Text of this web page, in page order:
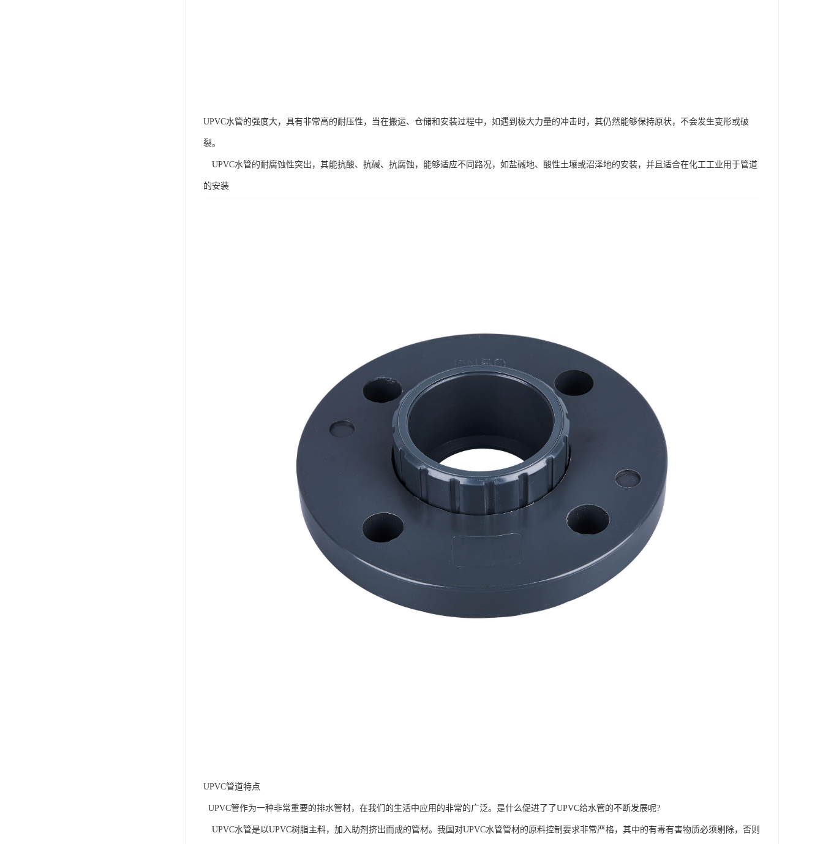
UPVC水管的强度大，具有非常高的耐压性，当在搬运、仓储和安装过程中，如遇到极大力量的冲击时，其仍然能够保持原状，不会发生变形或破
裂。
UPVC水管的耐腐蚀性突出，其能抗酸、抗碱、抗腐蚀，能够适应不同路况，如盐碱地、酸性土壤或沼泽地的安装，并且适合在化工工业用于管道
的安装
UPVC管道特点
UPVC管作为一种非常重要的排水管材，在我们的生活中应用的非常的广泛。是什么促进了了UPVC给水管的不断发展呢?
UPVC水管是以UPVC树脂主料，加入助剂挤出而成的管材。我国对UPVC水管管材的原料控制要求非常严格，其中的有毒有害物质必须剔除，否则